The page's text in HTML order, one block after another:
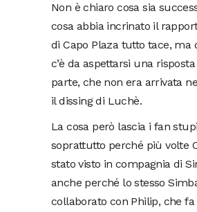
Non è chiaro cosa sia
cosa abbia incrinato il
di Capo Plaza tutto tace, ma
c’è da aspettarsi una
parte, che non era arrivata
il dissing di Luchè.
La cosa però lascia i fan
soprattutto perché più volte
stato visto in compagnia di
anche perché lo stesso
collaborato con Philip, che